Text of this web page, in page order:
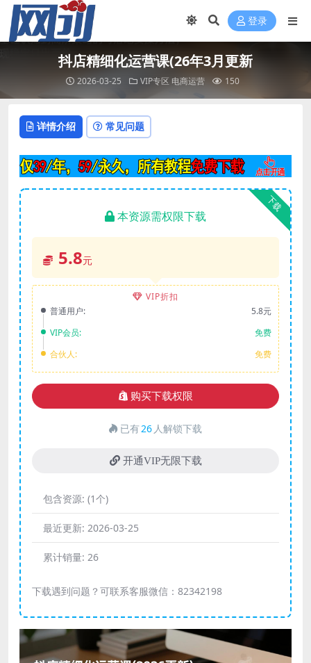
登录
抖店精细化运营课(26年3月更新
2026-03-25 VIP专区 电商运营 150
详情介绍 常见问题
下载
本资源需权限下载
5.8元
VIP折扣
普通用户:
5.8元
VIP会员:
免费
合伙人:
免费
购买下载权限
已有26 人解锁下载
开通VIP无限下载
包含资源: (1个)
最近更新: 2026-03-25
累计销量: 26
下载遇到问题？可联系客服微信：82342198